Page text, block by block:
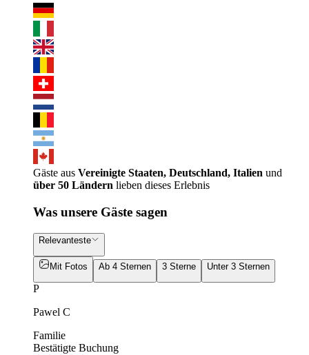
Gäste aus Vereinigte Staaten, Deutschland, Italien und
über 50 Ländern lieben dieses Erlebnis
Was unsere Gäste sagen
Relevanteste
Mit Fotos Ab 4 Sternen 3 Sterne Unter 3 Sternen
P
Pawel C
Familie
Bestätigte Buchung